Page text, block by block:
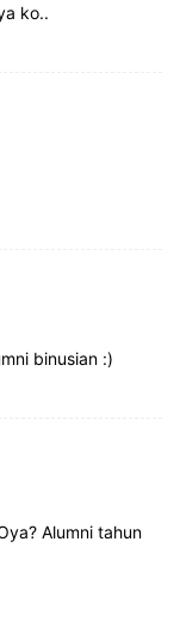
ko..
binusian :)
Alumni tahun